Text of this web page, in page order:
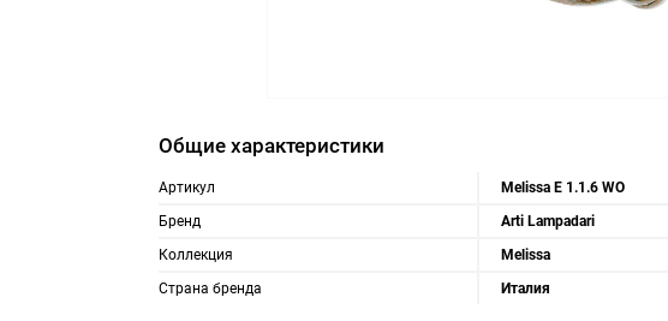
Общие характеристики
Артикул
Melissa E 1.1.6 WO
Бренд
Arti Lampadari
Коллекция
Melissa
Страна бренда
Италия